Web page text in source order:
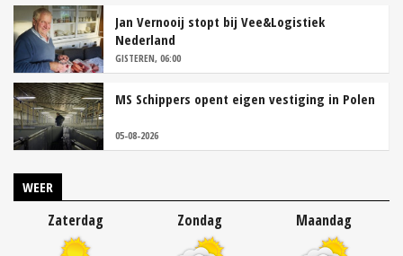
Jan Vernooij stopt bij Vee&Logistiek
Nederland
GISTEREN, 06:00
MS Schippers opent eigen vestiging in Polen
05-08-2026
WEER
Zaterdag Zondag Maandag